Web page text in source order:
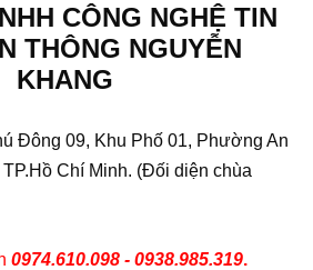
CÔNG NGHỆ TIN
THÔNG NGUYỄN
KHANG
Đông 09, Khu Phố 01, Phường An
Chí Minh. (Đối diện chùa
0974.610.098 - 0938.985.319.